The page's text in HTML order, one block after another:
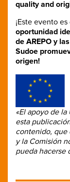
quality and
¡Este evento
oportunidad
de AREPO y
Sudoe
origen!
«El apoyo de
esta
contenido, que
y la Comisión
pueda hacerse